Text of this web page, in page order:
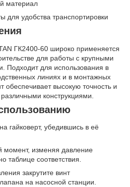
материал
для удобства транспортировки
ГК2400-60 широко применяется
для работы с крупными
Подходит для использования в
линиях и в монтажных
обеспечивает высокую точность и
конструкциями.
гайковерт, убедившись в её
момент, изменяя давление
таблице соответствия.
закрутите винт
на насосной станции.